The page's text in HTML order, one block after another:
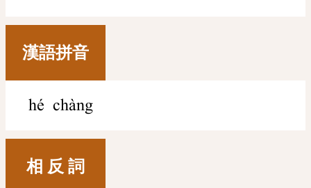
漢語拼音
hé chàng
相 反 詞